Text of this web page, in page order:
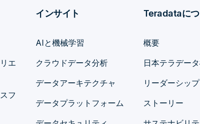
エ
フ
インサイト
AIと機械学習
クラウドデータ分析
データアーキテクチャ
データプラットフォーム
Teradataに
概要
日本テラデー
リーダーシップ
ストーリー